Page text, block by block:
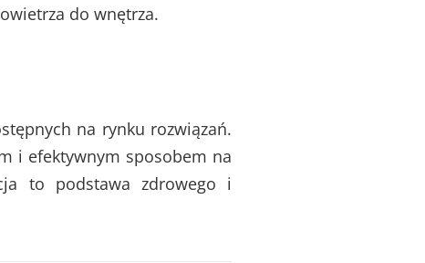
do wnętrza.
na rynku rozwiązań.
i efektywnym sposobem na
to podstawa zdrowego i